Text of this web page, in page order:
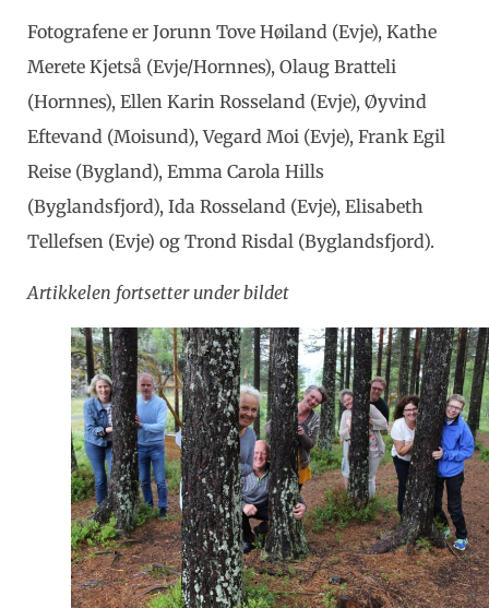
Fotografene er Jorunn Tove Høiland (Evje), Kathe
Merete Kjetså (Evje/Hornnes), Olaug Bratteli
(Hornnes), Ellen Karin Rosseland (Evje), Øyvind
Eftevand (Moisund), Vegard Moi (Evje), Frank Egil
Reise (Bygland), Emma Carola Hills
(Byglandsfjord), Ida Rosseland (Evje), Elisabeth
Tellefsen (Evje) og Trond Risdal (Byglandsfjord).
Artikkelen fortsetter under bildet